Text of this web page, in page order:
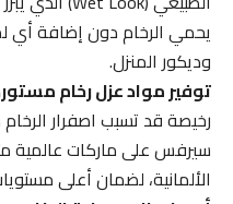
يحمي الرخام دون إضافة أي
وديكور المنزل.
توفير مواد عزل رخام مستوردة
رخيصة قد تسبب اصفرار الرخام
الألمانية، لضمان أعلى مستويات